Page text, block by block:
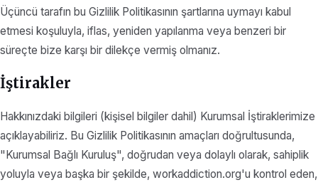
Üçüncü tarafın bu Gizlilik Politikasının şartlarına uymayı kabul
etmesi koşuluyla, iflas, yeniden yapılanma veya benzeri bir
süreçte bize karşı bir dilekçe vermiş olmanız.
İştirakler
Hakkınızdaki bilgileri (kişisel bilgiler dahil) Kurumsal İştiraklerimize
açıklayabiliriz. Bu Gizlilik Politikasının amaçları doğrultusunda,
"Kurumsal Bağlı Kuruluş", doğrudan veya dolaylı olarak, sahiplik
yoluyla veya başka bir şekilde, workaddiction.org'u kontrol eden,